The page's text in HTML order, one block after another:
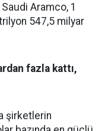
Aramco, 1
547,5 milyar
fazla kattı,
şirketlerin